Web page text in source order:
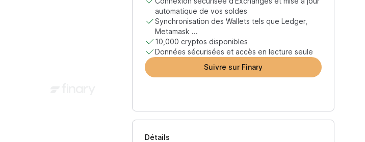
automatique de vos soldes
Synchronisation des Wallets tels que Ledger,
Metamask ...
10,000 cryptos disponibles
Données sécurisées et accès en lecture seule
Suivre sur Finary
Détails